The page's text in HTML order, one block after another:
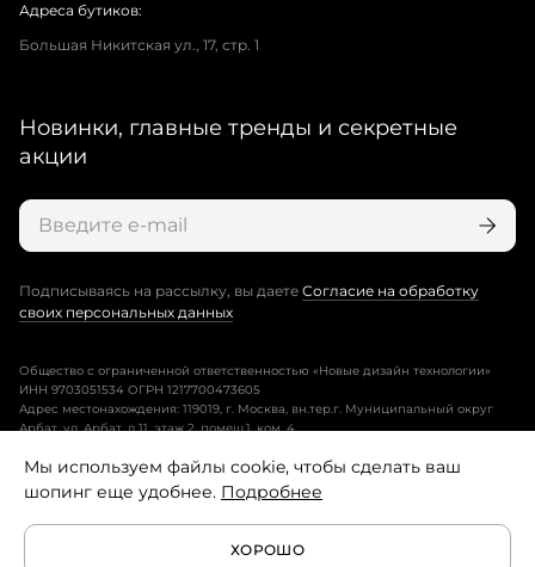
Адреса бутиков:
Большая Никитская ул., 17, стр. 1
Новинки, главные тренды и секретные
акции
Подписываясь на рассылку, вы даете Согласие на обработку
своих персональных данных
Общество с ограниченной ответственностью «Новые дизайн технологии»
ИНН 9703051534 ОГРН 1217700473605
Адрес местонахождения: 119019, г. Москва, вн.тер.г. Муниципальный округ
Арбат, ул. Арбат, д.11, этаж 2, помещ.1, ком. 4.
Пользовательское соглашение
Политика конфиденциальности
Мы используем файлы cookie, чтобы сделать ваш
шопинг еще удобнее. Подробнее
ХОРОШО